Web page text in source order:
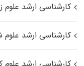
کارشناسی ارشد علوم
کارشناسی ارشد علوم